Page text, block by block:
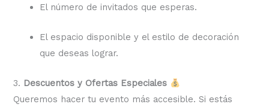
El número de invitados que esperas.
El espacio disponible y el estilo de decoración
que deseas lograr.
3. Descuentos y Ofertas Especiales
Queremos hacer tu evento más accesible. Si estás